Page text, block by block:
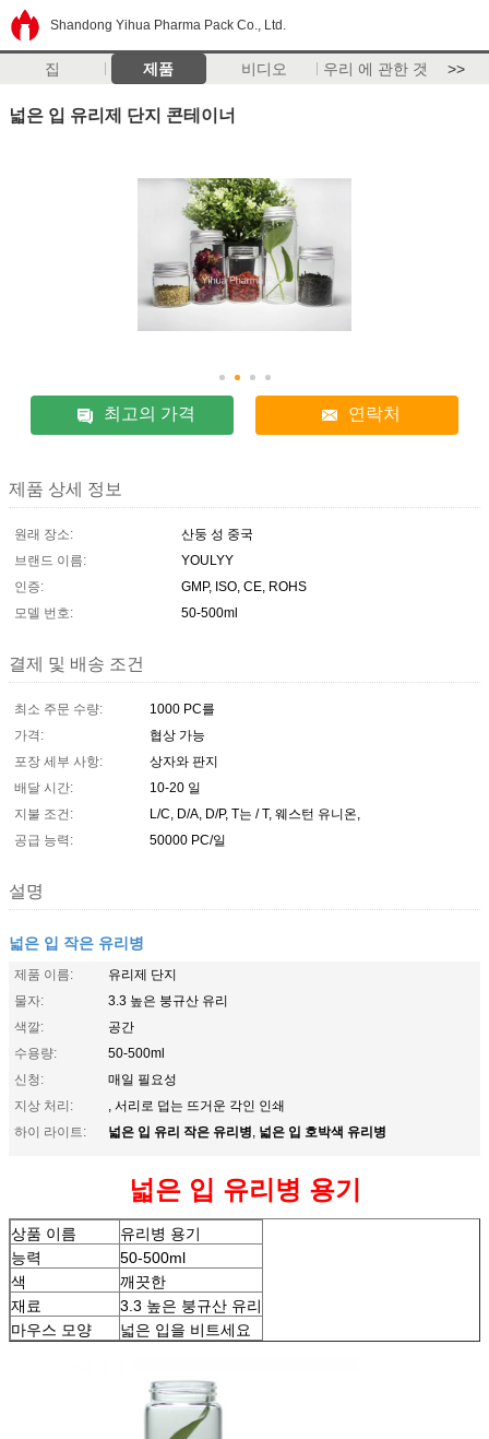
Shandong Yihua Pharma Pack Co., Ltd.
집 제품 비디오 우리 에 관한 것 >>
넓은 입 유리제 단지 콘테이너
최고의 가격 연락처
제품 상세 정보
원래 장소:
산둥 성 중국
브랜드 이름:
YOULYY
인증:
GMP, ISO, CE, ROHS
모델 번호:
50-500ml
결제 및 배송 조건
최소 주문 수량:
1000 PC를
가격:
협상 가능
포장 세부 사항:
상자와 판지
배달 시간:
10-20 일
지불 조건:
L/C, D/A, D/P, T는 / T, 웨스턴 유니온,
공급 능력:
50000 PC/일
설명
넓은 입 작은 유리병
제품 이름:
유리제 단지
물자:
3.3 높은 붕규산 유리
색깔:
공간
수용량:
50-500ml
신청:
매일 필요성
지상 처리:
, 서리로 덥는 뜨거운 각인 인쇄
하이 라이트:
넓은 입 유리 작은 유리병, 넓은 입 호박색 유리병
넓은 입 유리병 용기
상품 이름
유리병 용기
능력
50-500ml
색
깨끗한
재료
3.3 높은 붕규산 유리
마우스 모양
넓은 입을 비트세요